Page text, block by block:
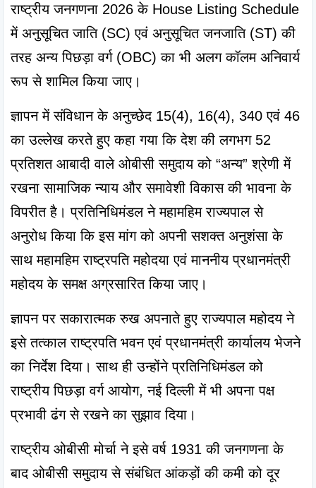
राष्ट्रीय जनगणना 2026 के House Listing Schedule
में अनुसूचित जाति (SC) एवं अनुसूचित जनजाति (ST) की
तरह अन्य पिछड़ा वर्ग (OBC) का भी अलग कॉलम अनिवार्य
रूप से शामिल किया जाए।
ज्ञापन में संविधान के अनुच्छेद 15(4), 16(4), 340 एवं 46
का उल्लेख करते हुए कहा गया कि देश की लगभग 52
प्रतिशत आबादी वाले ओबीसी समुदाय को “अन्य” श्रेणी में
रखना सामाजिक न्याय और समावेशी विकास की भावना के
विपरीत है। प्रतिनिधिमंडल ने महामहिम राज्यपाल से
अनुरोध किया कि इस मांग को अपनी सशक्त अनुशंसा के
साथ महामहिम राष्ट्रपति महोदया एवं माननीय प्रधानमंत्री
महोदय के समक्ष अग्रसारित किया जाए।
ज्ञापन पर सकारात्मक रुख अपनाते हुए राज्यपाल महोदय ने
इसे तत्काल राष्ट्रपति भवन एवं प्रधानमंत्री कार्यालय भेजने
का निर्देश दिया। साथ ही उन्होंने प्रतिनिधिमंडल को
राष्ट्रीय पिछड़ा वर्ग आयोग, नई दिल्ली में भी अपना पक्ष
प्रभावी ढंग से रखने का सुझाव दिया।
राष्ट्रीय ओबीसी मोर्चा ने इसे वर्ष 1931 की जनगणना के
बाद ओबीसी समुदाय से संबंधित आंकड़ों की कमी को दूर